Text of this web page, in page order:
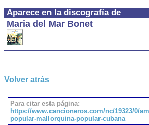
Aparece en la discografía de
Maria del Mar Bonet
Volver atrás
Para citar esta página:
https://www.cancioneros.com/nc/19323/0/
popular-mallorquina-popular-cubana